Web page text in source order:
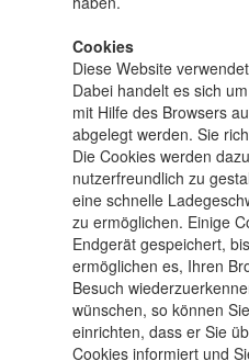
Cookies
Diese Website
Dabei handelt es sich
mit Hilfe des Browsers
abgelegt werden. Sie
Die Cookies werden
nutzerfreundlich zu
eine schnelle
zu ermöglichen. Einige
Endgerät gespeichert,
ermöglichen es, Ihren
Besuch
wünschen, so können
einrichten, dass er Sie
Cookies informiert und